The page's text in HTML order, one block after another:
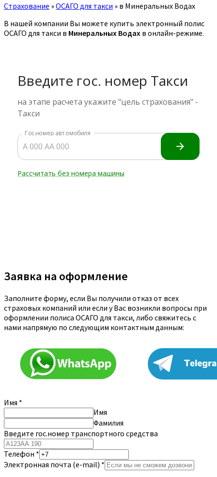
Страхование »ОСАГО для такси » в Минеральных Водах
В нашей компании Вы можете купить электронный полис
ОСАГО для такси в Минеральных Водах в онлайн-режиме.
Заявка на оформление
Заполните форму, если Вы получили отказ от всех
страховых компаний или если у Вас возникли вопросы при
оформлении полиса ОСАГО для такси, либо свяжитесь с
нами напрямую по следующим контактным данным:
Имя *
Имя
Фамилия
Введите гос.номер транспортного средства
Телефон *
Электронная почта (e-mail) *